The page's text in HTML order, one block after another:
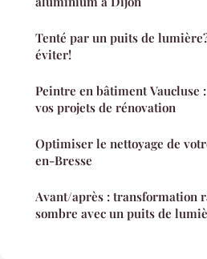
Tenté par un puits de
éviter!
Peintre en bâtiment Vaucluse
vos projets de rénovation
Optimiser le nettoyage de
en-Bresse
Avant/après : transformation
sombre avec un puits de